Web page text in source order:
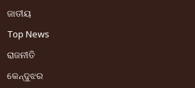
ଜାତୀୟ
Top News
ରାଜନୀତି
କେନ୍ଦୁଝର